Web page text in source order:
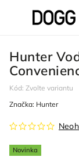
Hunter
Kód: Zvolte variantu
Novinka
Značka: Hunter